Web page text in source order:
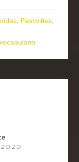
, Festivities,
vocabulario
2020